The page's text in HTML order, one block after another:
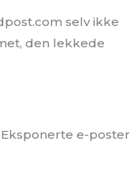
selv ikke
den lekkede
e-poster